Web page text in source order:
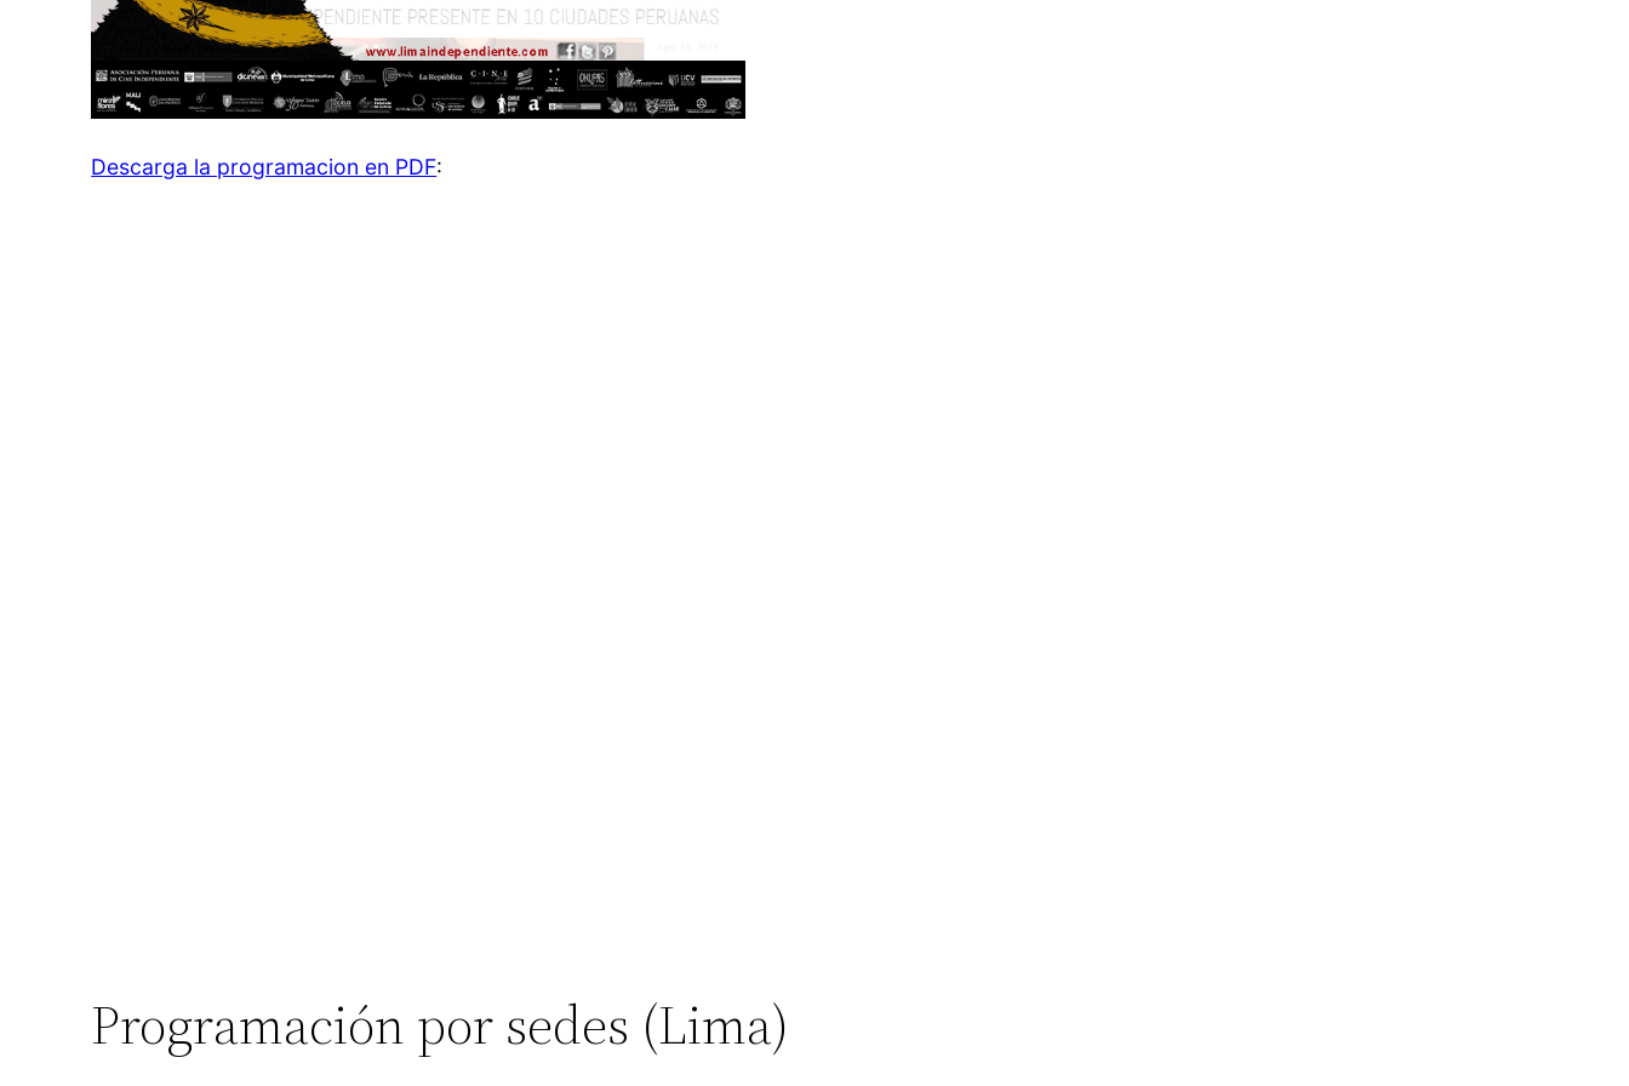
Descarga la programacion en PDF:
Programación por sedes (Lima)